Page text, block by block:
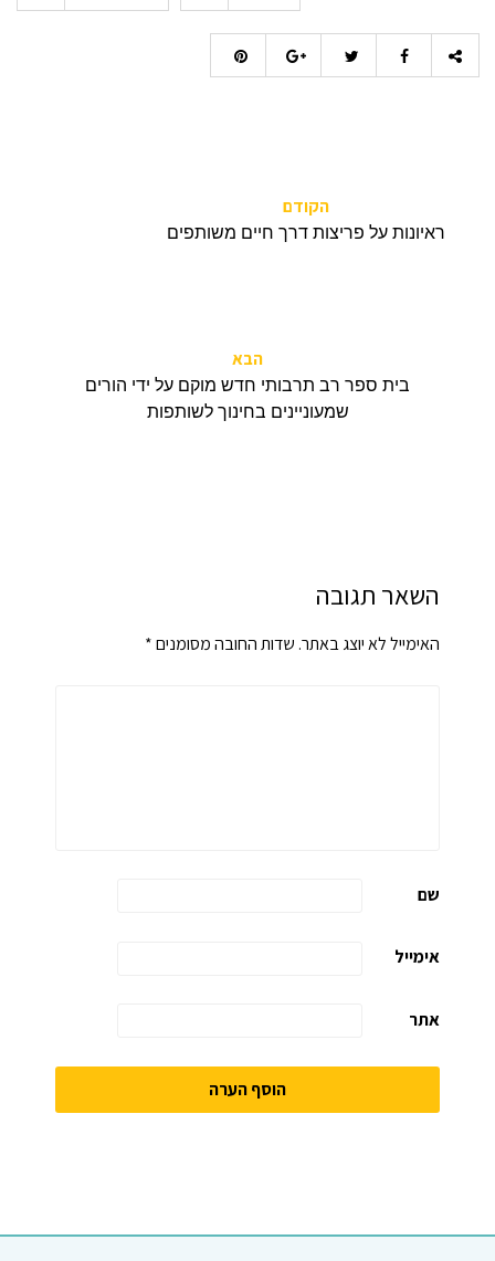
הקודם
ראיונות על פריצות דרך חיים משותפים
הבא
בית ספר רב תרבותי חדש מוקם על ידי הורים
שמעוניינים בחינוך לשותפות
השאר תגובה
האימייל לא יוצג באתר. שדות החובה מסומנים*
שם
אימייל
אתר